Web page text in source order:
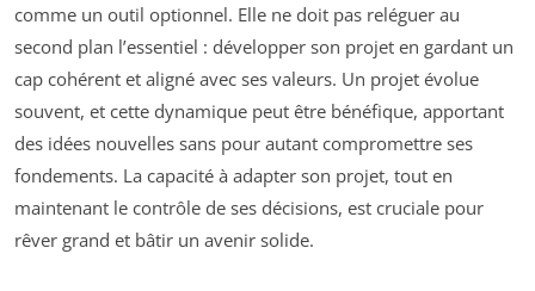
comme un outil optionnel. Elle ne doit pas reléguer au
second plan l’essentiel : développer son projet en gardant un
cap cohérent et aligné avec ses valeurs. Un projet évolue
souvent, et cette dynamique peut être bénéfique, apportant
des idées nouvelles sans pour autant compromettre ses
fondements. La capacité à adapter son projet, tout en
maintenant le contrôle de ses décisions, est cruciale pour
rêver grand et bâtir un avenir solide.